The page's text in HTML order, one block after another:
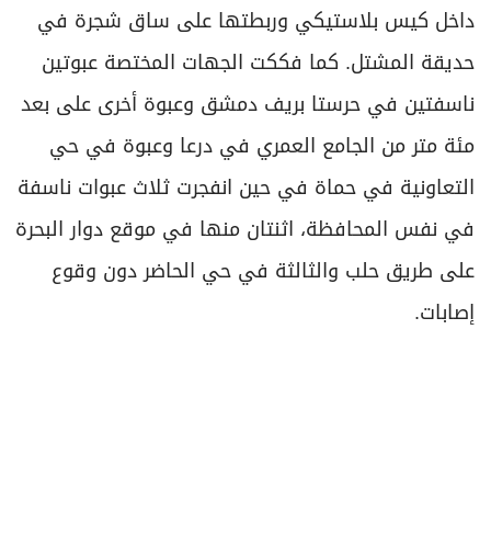
داخل كيس بلاستيكي وربطتها على ساق شجرة في
حديقة المشتل. كما فككت الجهات المختصة عبوتين
ناسفتين في حرستا بريف دمشق وعبوة أخرى على بعد
مئة متر من الجامع العمري في درعا وعبوة في حي
التعاونية في حماة في حين انفجرت ثلاث عبوات ناسفة
في نفس المحافظة، اثنتان منها في موقع دوار البحرة
على طريق حلب والثالثة في حي الحاضر دون وقوع
إصابات.